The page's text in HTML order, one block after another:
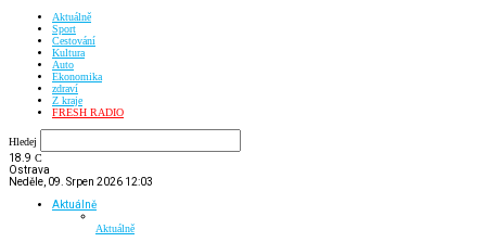
Aktuálně
Sport
Cestování
Kultura
Auto
Ekonomika
zdraví
Z kraje
FRESH RADIO
Hledej
18.9 C
Ostrava
Neděle, 09. Srpen 2026 12:03
Aktuálně
Aktuálně